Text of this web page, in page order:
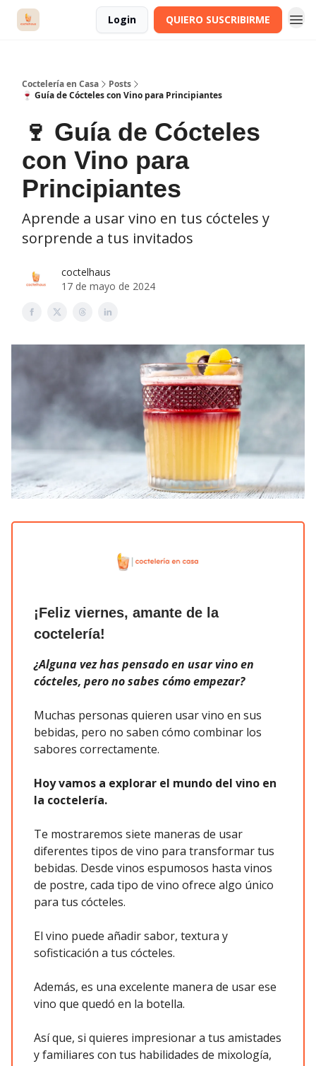
Login QUIERO SUSCRIBIRME
Coctelería en Casa
Posts
🍷 Guía de Cócteles con Vino para Principiantes
🍷 Guía de Cócteles
con Vino para
Principiantes
Aprende a usar vino en tus cócteles y
sorprende a tus invitados
coctelhaus
17 de mayo de 2024
¡Feliz viernes, amante de la
coctelería!
¿Alguna vez has pensado en usar vino en
cócteles, pero no sabes cómo empezar?
Muchas personas quieren usar vino en sus
bebidas, pero no saben cómo combinar los
sabores correctamente.
Hoy vamos a explorar el mundo del vino en
la coctelería.
Te mostraremos siete maneras de usar
diferentes tipos de vino para transformar tus
bebidas. Desde vinos espumosos hasta vinos
de postre, cada tipo de vino ofrece algo único
para tus cócteles.
El vino puede añadir sabor, textura y
sofisticación a tus cócteles.
Además, es una excelente manera de usar ese
vino que quedó en la botella.
Así que, si quieres impresionar a tus amistades
y familiares con tus habilidades de mixología,